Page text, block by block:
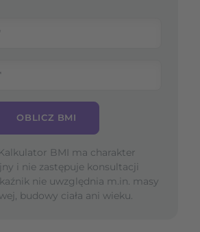
OBLICZ BMI
Kalkulator BMI ma charakter
i nie zastępuje konsultacji
nie uwzględnia m.in. masy
budowy ciała ani wieku.